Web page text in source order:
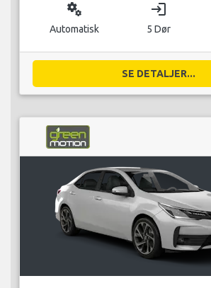
miscellaneous_services
Automatisk
login
5 Dør
SE DETALJER...